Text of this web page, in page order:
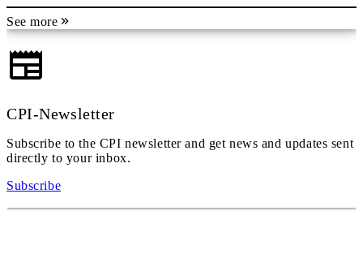
See more
CPI-Newsletter
Subscribe to the CPI newsletter and get news and updates sent
directly to your inbox.
Subscribe